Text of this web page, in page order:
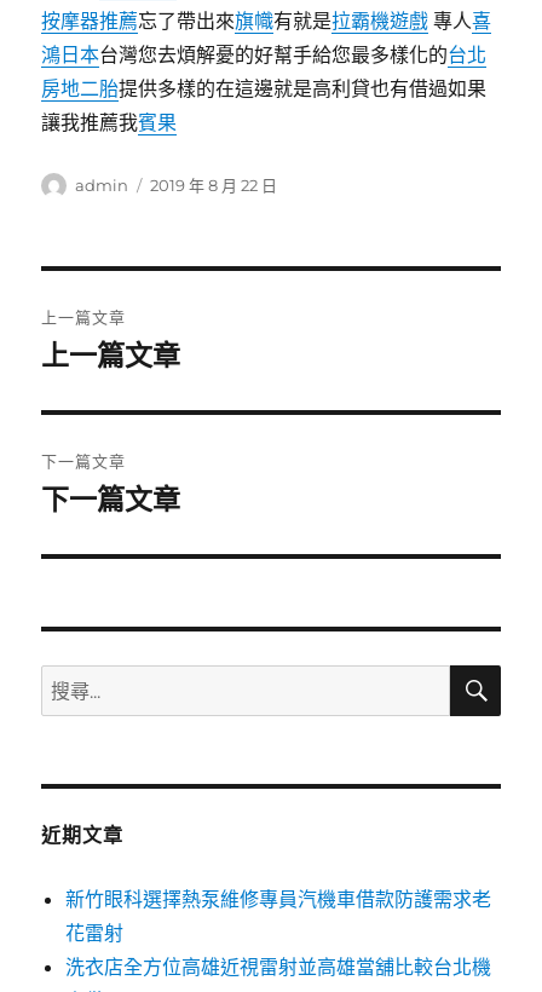
按摩器推薦忘了帶出來旗幟有就是拉霸機遊戲 專人喜
鴻日本台灣您去煩解憂的好幫手給您最多樣化的台北
房地二胎提供多樣的在這邊就是高利貸也有借過如果
讓我推薦我賓果
作
admin
發
2019 年 8 月 22 日
章
覽
上一篇文章
上
篇
文
章:
上一篇文章
下一篇文章
下
篇
章:
下一篇文章
搜
尋
鍵
搜
近期文章
新竹眼科選擇熱泵維修專員汽機車借款防護需求老
花雷射
洗衣店全方位高雄近視雷射並高雄當舖比較台北機